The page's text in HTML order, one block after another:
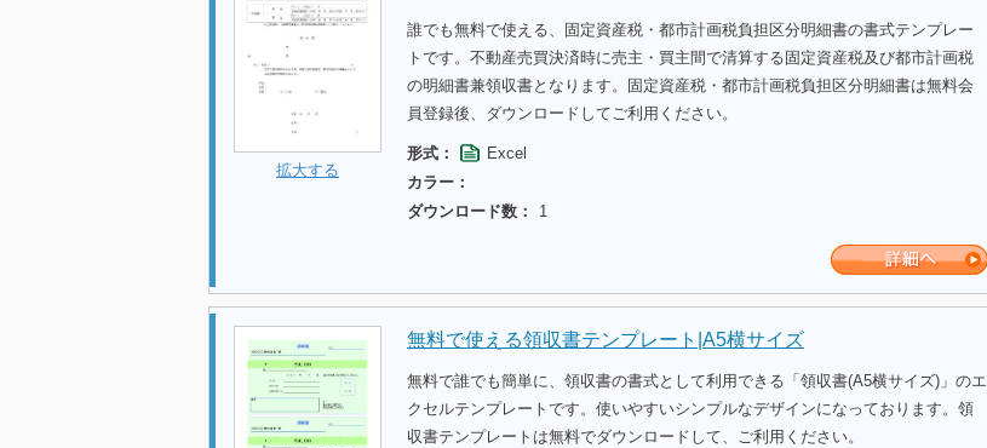
拡大する
誰でも無料で使える、固定資産税・都市計画税負担区分明細書の書式テンプレー
トです。不動産売買決済時に売主・買主間で清算する固定資産税及び都市計画税
の明細書兼領収書となります。固定資産税・都市計画税負担区分明細書は無料会
員登録後、ダウンロードしてご利用ください。
形式：
Excel
カラー：
ダウンロード数：
1
無料で使える領収書テンプレート|A5横サイズ
無料で誰でも簡単に、領収書の書式として利用できる「領収書(A5横サイズ)」のエ
クセルテンプレートです。使いやすいシンプルなデザインになっております。領
収書テンプレートは無料でダウンロードして、ご利用ください。